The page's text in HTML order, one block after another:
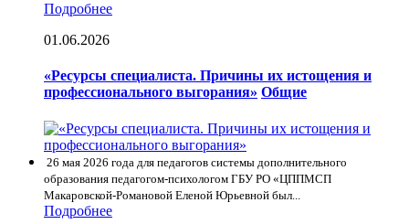
Подробнее
01.06.2026
«Ресурсы специалиста. Причины их истощения и
профессионального выгорания» Общие
26 мая 2026 года для педагогов системы дополнительного
образования педагогом-психологом ГБУ РО «ЦППМСП
Макаровской-Романовой Еленой Юрьевной был...
Подробнее